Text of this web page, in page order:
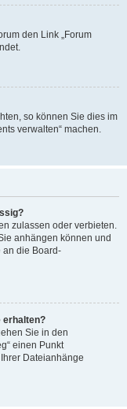
den Link „Forum
so können Sie dies im
verwalten“ machen.
zulassen oder verbieten.
anhängen können und
an die Board-
erhalten?
Sie in den
einen Punkt
Dateianhänge